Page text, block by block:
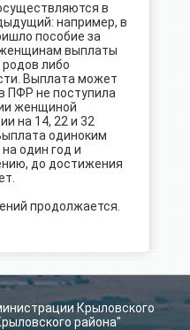
в
например, в
пособие за
выплаты
либо
Выплата может
ПФР не поступила
женщиной
на 14, 22 и 32
одиноким
один год и
до достижения
продолжается.
Крыловского
района"